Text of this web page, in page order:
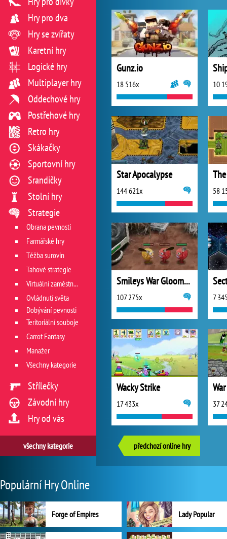
Gunz.io
18 516x 10
Star Apocalypse
144 621x 58
Smileys War Gloomy Cellar
107 275x 7
Wacky Strike
17 433x 37
předchozí online hry
Hry pro dva
Hry se zvířaty
Karetní hry
Logické hry
Multiplayer hry
Oddechové hry
Postřehové hry
Retro hry
Skákačky
Sportovní hry
Srandičky
Stolní hry
Strategie
Obrana pevnosti
Farmářské hry
Těžba surovin
Tahové strategie
Virtuální zaměstnání
Ovládnutí světa
Dobývání pevnosti
Teritoriální souboje
Carrot Fantasy
Manažer
Všechny kategorie
Střílečky
Závodní hry
Hry od vás
všechny kategorie
Populární Hry Online
Forge of Empires Lady Popular